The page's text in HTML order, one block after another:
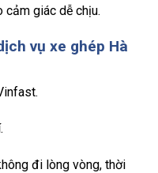
cảm giác dễ chịu.
vụ xe ghép Hà
đi lòng vòng, thời